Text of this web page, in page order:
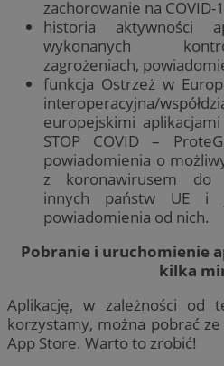
zachorowanie na COVID-
historia aktywności
wykonanych
zagrożeniach,
funkcja Ostrzeż w
interoperacyjna/
europejskimi
STOP COVID –
powiadomienia o
z koronawirusem do
innych państw UE i
powiadomienia od nich.
Pobranie i uruchomienie
kilka
Aplikację, w zależności od
korzystamy, można pobrać
App Store. Warto to zrobić!